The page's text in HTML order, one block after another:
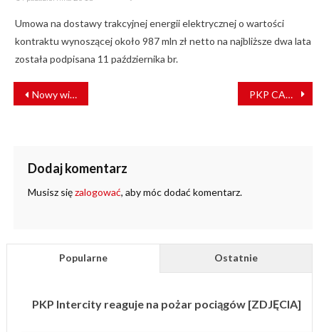
on
Umowa na dostawy trakcyjnej energii elektrycznej o wartości
kontraktu wynoszącej około 987 mln zł netto na najbliższe dwa lata
została podpisana 11 października br.
NAWIGACJA
WPISU
Nowy wiadukt usprawni system komunikacji drogowej w Warce PKP CARGO CONNECT uruchomiło regularne połączenie intermodalne Poznań Duisburg
Dodaj komentarz
Musisz sięzalogować, aby móc dodać komentarz.
Popularne Ostatnie
PKP Intercity reaguje na pożar pociągów [ZDJĘCIA]